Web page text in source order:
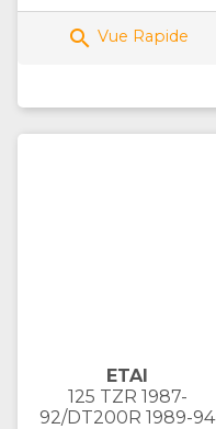
 Vue Rapide
ETAI
125 TZR 1987-
92/DT200R 1989-94